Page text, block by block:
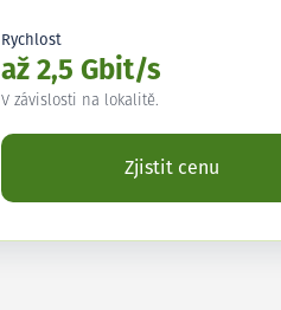
Rychlost
až 2,5 Gbit/s
V závislosti na lokalitě.
Zjistit cenu